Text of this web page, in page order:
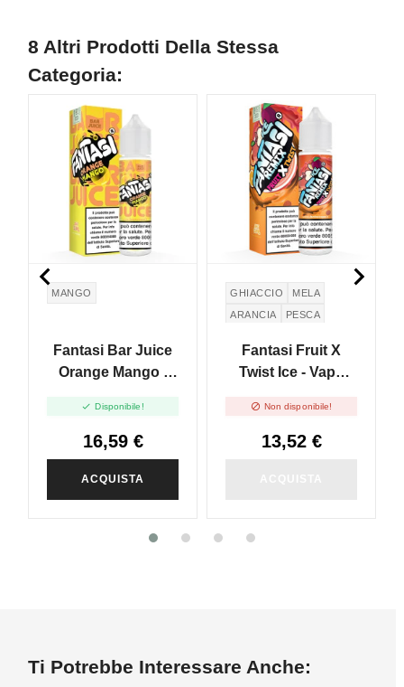
8 Altri Prodotti Della Stessa
Categoria:
MANGO
Fantasi Bar Juice
Orange Mango -
 Disponibile!
16,59 €
ACQUISTA
GHIACCIO
MELA
ARANCIA
PESCA
Fantasi Fruit X
Twist Ice - Vape
 Non disponibile!
13,52 €
NON DISPONIBILE
 
Ti Potrebbe Interessare Anche: